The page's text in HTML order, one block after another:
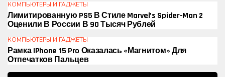
КОМПЬЮТЕРЫ И ГАДЖЕТЫ
Лимитированную PS5 В Стиле Marvel’s Spider-Man 2
Оценили В России В 90 Тысяч Рублей
КОМПЬЮТЕРЫ И ГАДЖЕТЫ
Рамка IPhone 15 Pro Оказалась «магнитом» Для
Отпечатков Пальцев